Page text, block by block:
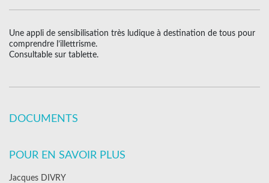
Une appli de sensibilisation très ludique à destination de tous pour
comprendre l’illettrisme.
Consultable sur tablette.
DOCUMENTS
POUR EN SAVOIR PLUS
Jacques DIVRY